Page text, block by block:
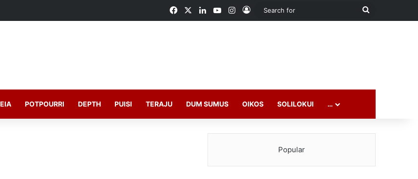
FacebookLinkedInYouTubeInstagram
Log In
Search
POTPOURRI DEPTH PUISI TERAJU DUM SUMUS OIKOS SOLILOKUI …
Popular